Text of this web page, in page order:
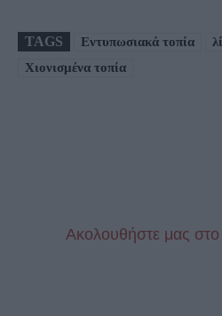
TAGS Εντυπωσιακά τοπία
Χιονισμένα τοπία
Aκολουθήστε μας